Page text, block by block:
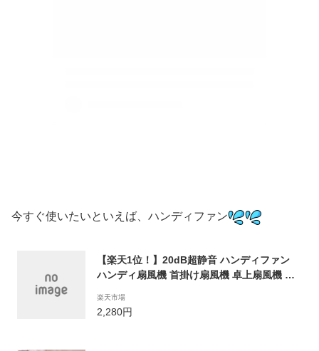
今すぐ使いたいといえば、ハンディファン
【楽天1位！】20dB超静音 ハンディファン
ハンディ扇風機 首掛け扇風機 卓上扇風機 携
機 usb 扇風機 ポータブル扇風機 ポータブル
ファン ミニファン 持ち運び 扇風機4800mAh
楽天市場
2,280円